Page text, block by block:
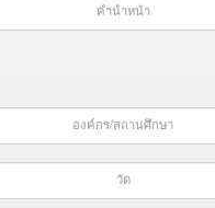
คำนำหน้า
องค์กร/สถานศึกษา
วัด